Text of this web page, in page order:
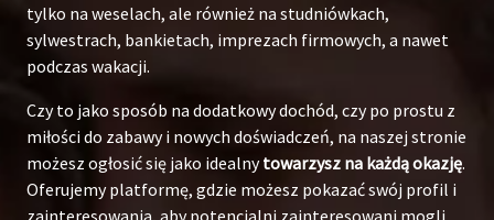
tylko na weselach, ale również na studniówkach,
sylwestrach, bankietach, imprezach firmowych, a nawet
podczas wakacji.
Czy to jako sposób na dodatkowy dochód, czy po prostu z
miłości do zabawy i nowych doświadczeń, na naszej stronie
możesz ogłosić się jako idealnytowarzysz na każdą okazję.
Oferujemy platformę, gdzie możesz pokazać swój profil i
zainteresowania, aby potencjalni zainteresowani mogli